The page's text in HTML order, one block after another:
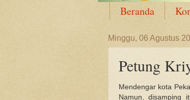
Beranda
Minggu, 06 Agustus
Petung
Mendengar kota
Namun, disamping